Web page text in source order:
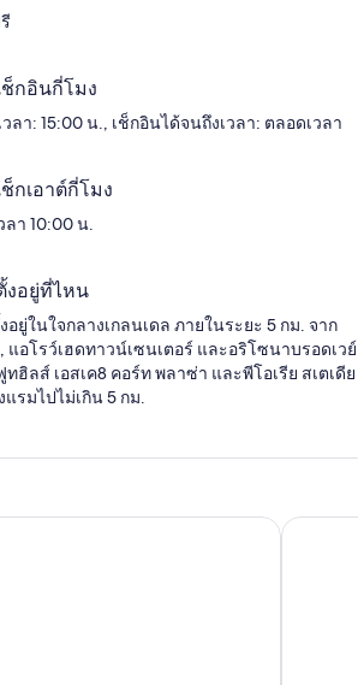
ช็กอินกี่โมง
ลา: 15:00 น., เช็กอินได้จนถึงเวลา: ตลอดเวลา
ช็กเอาต์กี่โมง
ลา 10:00 น.
งอยู่ที่ไหน
ยู่ในใจกลางเกลนเดล ภายในระยะ 5 กม. จาก
แอโรว์เฮดทาวน์เซนเตอร์ และอริโซนาบรอดเวย์
ทฮิลส์ เอสเค8 คอร์ท พลาซ่า และพีโอเรีย สเตเดีย
รมไปไม่เกิน 5 กม.
าย ฮาร์เบอร์ โซเนสต